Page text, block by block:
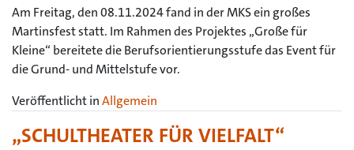
Am Freitag, den 08.11.2024 fand in der MKS ein großes
Martinsfest statt. Im Rahmen des Projektes „Große für
Kleine“ bereitete die Berufsorientierungsstufe das Event für
die Grund- und Mittelstufe vor.
Veröffentlicht inAllgemein
„SCHULTHEATER FÜR VIELFALT“